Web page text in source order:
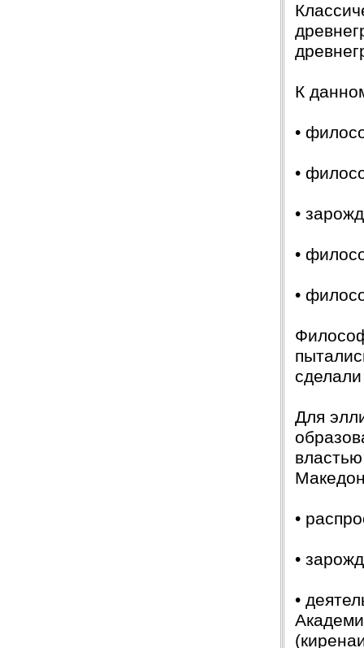
К
•
•
•
•
•
Для
•
•
•